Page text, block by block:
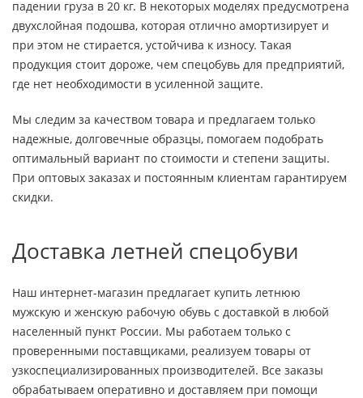
падении груза в 20 кг. В некоторых моделях предусмотрена
двухслойная подошва, которая отлично амортизирует и
при этом не стирается, устойчива к износу. Такая
продукция стоит дороже, чем спецобувь для предприятий,
где нет необходимости в усиленной защите.
Мы следим за качеством товара и предлагаем только
надежные, долговечные образцы, помогаем подобрать
оптимальный вариант по стоимости и степени защиты.
При оптовых заказах и постоянным клиентам гарантируем
скидки.
Доставка летней спецобуви
Наш интернет-магазин предлагает купить летнюю
мужскую и женскую рабочую обувь с доставкой в любой
населенный пункт России. Мы работаем только с
проверенными поставщиками, реализуем товары от
узкоспециализированных производителей. Все заказы
обрабатываем оперативно и доставляем при помощи